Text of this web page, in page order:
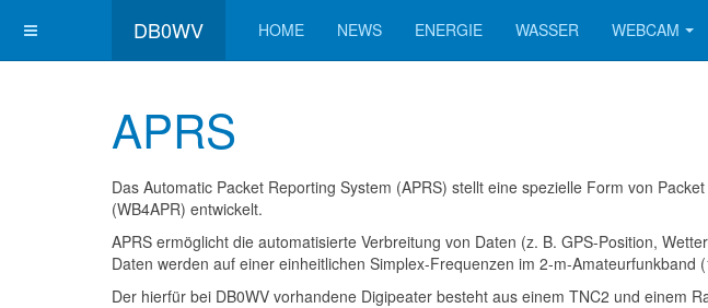
DB0WV HOME NEWS ENERGIE WASSER WEBCAM
APRS
Das Automatic Packet Reporting System (APRS) stellt eine spezielle Form von
(WB4APR) entwickelt.
APRS ermöglicht die automatisierte Verbreitung von Daten (z. B. GPS-Position,
Daten werden auf einer einheitlichen Simplex-Frequenzen im 2-m-
Der hierfür bei DB0WV vorhandene Digipeater besteht aus einem TNC2 und einem